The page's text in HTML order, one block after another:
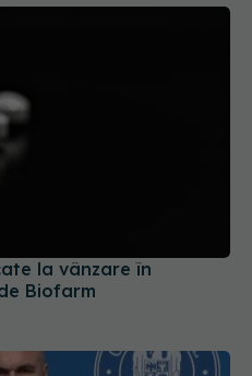
la vânzare în
Biofarm